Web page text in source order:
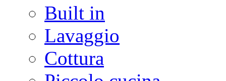
Built in
Lavaggio
Cottura